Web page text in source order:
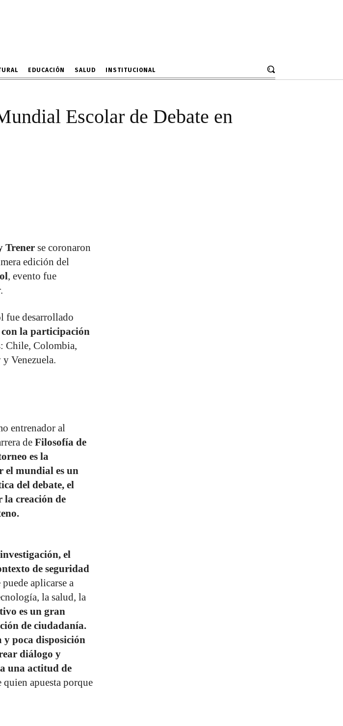
EDUCACIÓN SALUD INSTITUCIONAL
del I Mundial Escolar de
Escolar de Debate en
Trener se coronaron
edición del
, evento fue
fue desarrollado
la participación
Chile, Colombia,
Venezuela.
entrenador al
de Filosofía de
es la
el mundial es un
del debate, el
creación de
el
de seguridad
aplicarse a
la salud, la
es un gran
de ciudadanía.
poca disposición
diálogo y
una actitud de
apuesta porque